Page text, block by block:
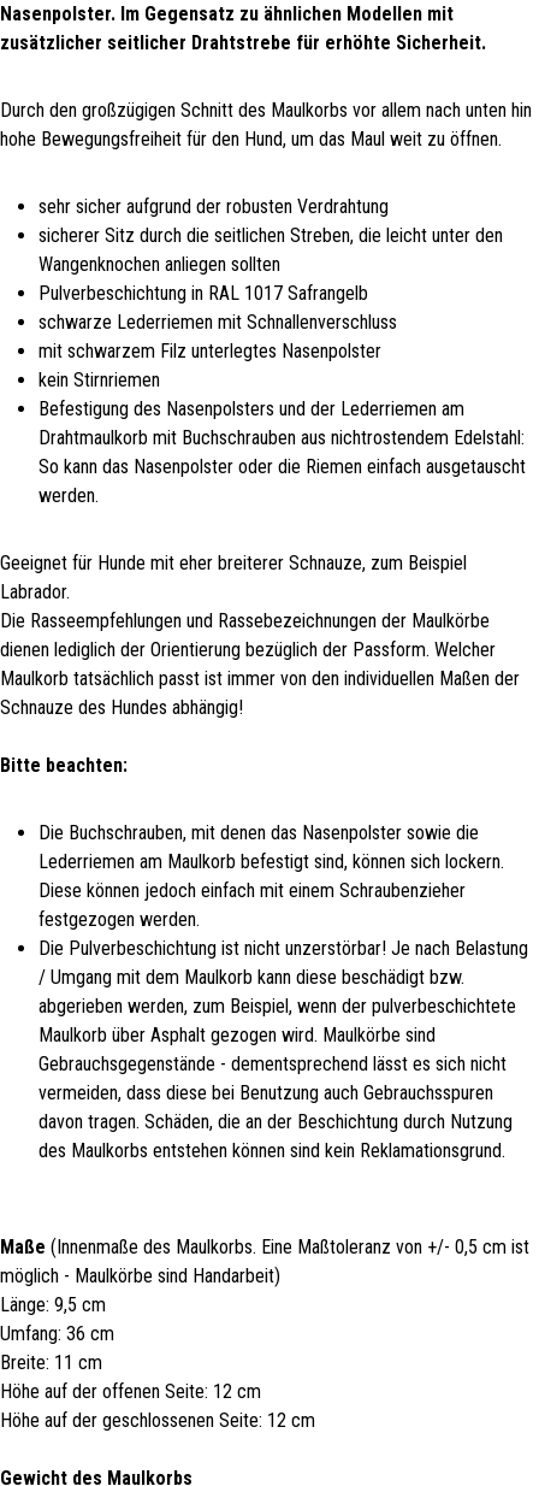
Nasenpolster. Im Gegensatz zu ähnlichen Modellen mit
zusätzlicher seitlicher Drahtstrebe für erhöhte Sicherheit.
Durch den großzügigen Schnitt des Maulkorbs vor allem nach unten hin
hohe Bewegungsfreiheit für den Hund, um das Maul weit zu öffnen.
sehr sicher aufgrund der robusten Verdrahtung
sicherer Sitz durch die seitlichen Streben, die leicht unter den
Wangenknochen anliegen sollten
Pulverbeschichtung in RAL 1017 Safrangelb
schwarze Lederriemen mit Schnallenverschluss
mit schwarzem Filz unterlegtes Nasenpolster
kein Stirnriemen
Befestigung des Nasenpolsters und der Lederriemen am
Drahtmaulkorb mit Buchschrauben aus nichtrostendem Edelstahl:
So kann das Nasenpolster oder die Riemen einfach ausgetauscht
werden.
Geeignet für Hunde mit eher breiterer Schnauze, zum Beispiel
Labrador.
Die Rasseempfehlungen und Rassebezeichnungen der Maulkörbe
dienen lediglich der Orientierung bezüglich der Passform. Welcher
Maulkorb tatsächlich passt ist immer von den individuellen Maßen der
Schnauze des Hundes abhängig!
Bitte beachten:
Die Buchschrauben, mit denen das Nasenpolster sowie die
Lederriemen am Maulkorb befestigt sind, können sich lockern.
Diese können jedoch einfach mit einem Schraubenzieher
festgezogen werden.
Die Pulverbeschichtung ist nicht unzerstörbar! Je nach Belastung
/ Umgang mit dem Maulkorb kann diese beschädigt bzw.
abgerieben werden, zum Beispiel, wenn der pulverbeschichtete
Maulkorb über Asphalt gezogen wird. Maulkörbe sind
Gebrauchsgegenstände - dementsprechend lässt es sich nicht
vermeiden, dass diese bei Benutzung auch Gebrauchsspuren
davon tragen. Schäden, die an der Beschichtung durch Nutzung
des Maulkorbs entstehen können sind kein Reklamationsgrund.
Maße (Innenmaße des Maulkorbs. Eine Maßtoleranz von +/- 0,5 cm ist
möglich - Maulkörbe sind Handarbeit)
Länge: 9,5 cm
Umfang: 36 cm
Breite: 11 cm
Höhe auf der offenen Seite: 12 cm
Höhe auf der geschlossenen Seite: 12 cm
Gewicht des Maulkorbs